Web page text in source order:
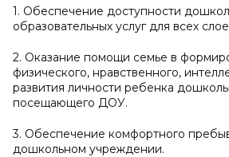
1. Обеспечение доступности
образовательных услуг для всех
2. Оказание помощи семье в
физического, нравственного,
развития личности ребенка
посещающего ДОУ.
3. Обеспечение комфортного
дошкольном учреждении.